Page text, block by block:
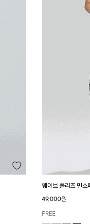
웨이브 플리츠 민소
49,000원
FREE